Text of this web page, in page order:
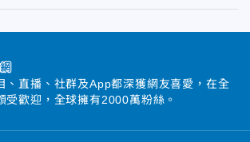
、直播、社群及App都深獲網友喜愛，在全
受歡迎，全球擁有2000萬粉絲。